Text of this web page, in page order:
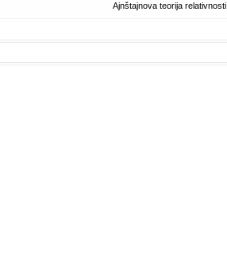
Ajnštajnova teorija relativnosti